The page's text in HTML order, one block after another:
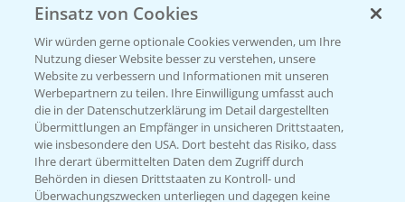
Beratung auf WhatsApp
T.+49 (0)174 346 564 1
KONTAKT
Hilfe in Notfällen
T.+49 (0)214/30-20220
Einsatz von Cookies
Wir würden gerne optionale Cookies verwenden, um Ihre
Nutzung dieser Website besser zu verstehen, unsere
Website zu verbessern und Informationen mit unseren
Werbepartnern zu teilen. Ihre Einwilligung umfasst auch
die in der Datenschutzerklärung im Detail dargestellten
Übermittlungen an Empfänger in unsicheren Drittstaaten,
wie insbesondere den USA. Dort besteht das Risiko, dass
Ihre derart übermittelten Daten dem Zugriff durch
Behörden in diesen Drittstaaten zu Kontroll- und
Überwachungszwecken unterliegen und dagegen keine